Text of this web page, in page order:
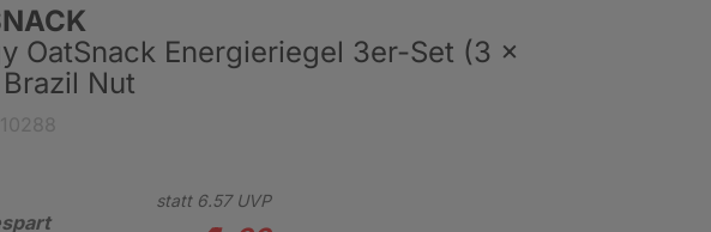
OatSnack Energieriegel 3er-Set (3 x
Nut
statt 6.57UVP